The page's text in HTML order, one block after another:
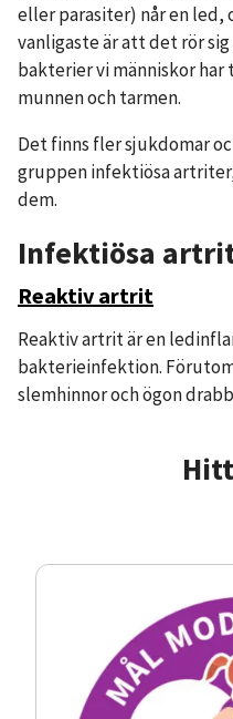
eller parasiter) når en led,
vanligaste är att det rör
bakterier vi människor
munnen och tarmen.
Det finns fler sjukdomar
gruppen infektiösa
dem.
Infektiösa
Reaktiv artrit
Reaktiv artrit är en
bakterieinfektion.
slemhinnor och ögon